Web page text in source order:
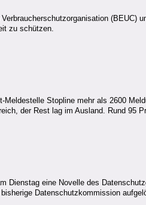
zu schützen.
Stopline mehr als 2600
der Rest lag im Ausland. Rund 95
Dienstag eine Novelle des
Datenschutzkommission